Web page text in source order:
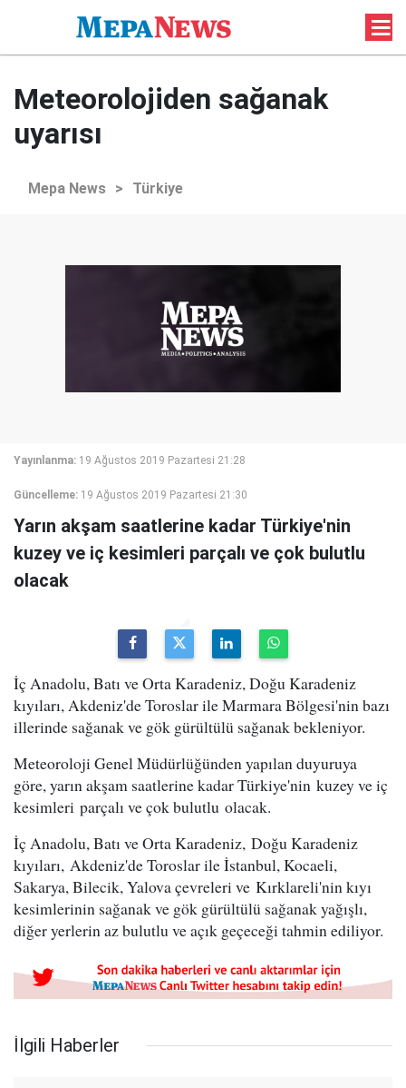
Meteorolojiden sağanak
uyarısı
Mepa News > Türkiye
Yayınlanma: 19 Ağustos 2019 Pazartesi 21:28
Güncelleme: 19 Ağustos 2019 Pazartesi 21:30
Yarın akşam saatlerine kadar Türkiye'nin
kuzey ve iç kesimleri parçalı ve çok bulutlu
olacak
İç Anadolu, Batı ve Orta Karadeniz, Doğu Karadeniz
kıyıları, Akdeniz'de Toroslar ile Marmara Bölgesi'nin bazı
illerinde sağanak ve gök gürültülü sağanak bekleniyor.
Meteoroloji Genel Müdürlüğünden yapılan duyuruya
göre, yarın akşam saatlerine kadar Türkiye'nin kuzey ve iç
kesimleri parçalı ve çok bulutlu olacak.
İç Anadolu, Batı ve Orta Karadeniz, Doğu Karadeniz
kıyıları, Akdeniz'de Toroslar ile İstanbul, Kocaeli,
Sakarya, Bilecik, Yalova çevreleri ve Kırklareli'nin kıyı
kesimlerinin sağanak ve gök gürültülü sağanak yağışlı,
diğer yerlerin az bulutlu ve açık geçeceği tahmin ediliyor.
İlgili Haberler